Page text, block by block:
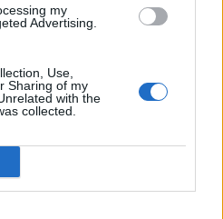
my
Advertising.
Use,
Sharing of my
with the
collected.
det ikke en helt
for at opleve den
der kan ses fra
bevæge sig ind foran